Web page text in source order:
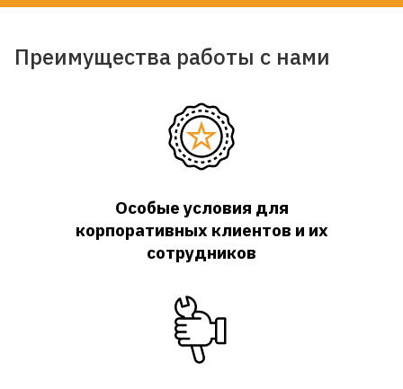
Преимущества работы с нами
Особые условия для
корпоративных клиентов и их
сотрудников